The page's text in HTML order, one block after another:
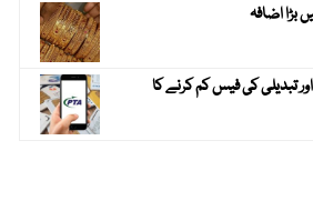
تبدیلی کی فیس کم کرنے کا